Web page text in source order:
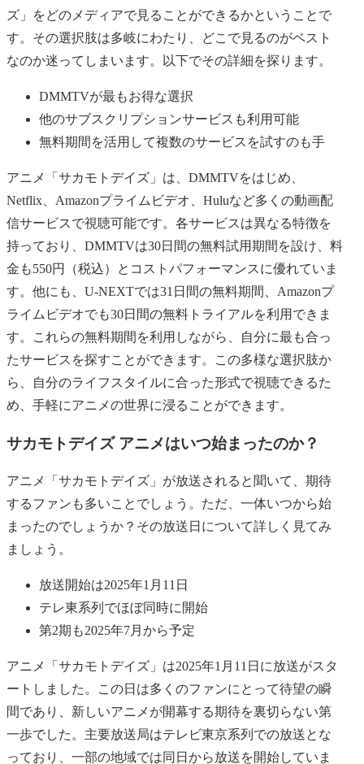
ズ」をどのメディアで見ることができるかということで
す。その選択肢は多岐にわたり、どこで見るのがベスト
なのか迷ってしまいます。以下でその詳細を探ります。
DMMTVが最もお得な選択
他のサブスクリプションサービスも利用可能
無料期間を活用して複数のサービスを試すのも手
アニメ「サカモトデイズ」は、DMMTVをはじめ、
Netflix、Amazonプライムビデオ、Huluなど多くの動画配
信サービスで視聴可能です。各サービスは異なる特徴を
持っており、DMMTVは30日間の無料試用期間を設け、料
金も550円（税込）とコストパフォーマンスに優れていま
す。他にも、U-NEXTでは31日間の無料期間、Amazonプ
ライムビデオでも30日間の無料トライアルを利用できま
す。これらの無料期間を利用しながら、自分に最も合っ
たサービスを探すことができます。この多様な選択肢か
ら、自分のライフスタイルに合った形式で視聴できるた
め、手軽にアニメの世界に浸ることができます。
サカモトデイズ アニメはいつ始まったのか？
アニメ「サカモトデイズ」が放送されると聞いて、期待
するファンも多いことでしょう。ただ、一体いつから始
まったのでしょうか？その放送日について詳しく見てみ
ましょう。
放送開始は2025年1月11日
テレ東系列でほぼ同時に開始
第2期も2025年7月から予定
アニメ「サカモトデイズ」は2025年1月11日に放送がスタ
ートしました。この日は多くのファンにとって待望の瞬
間であり、新しいアニメが開幕する期待を裏切らない第
一歩でした。主要放送局はテレビ東京系列での放送とな
っており、一部の地域では同日から放送を開始していま